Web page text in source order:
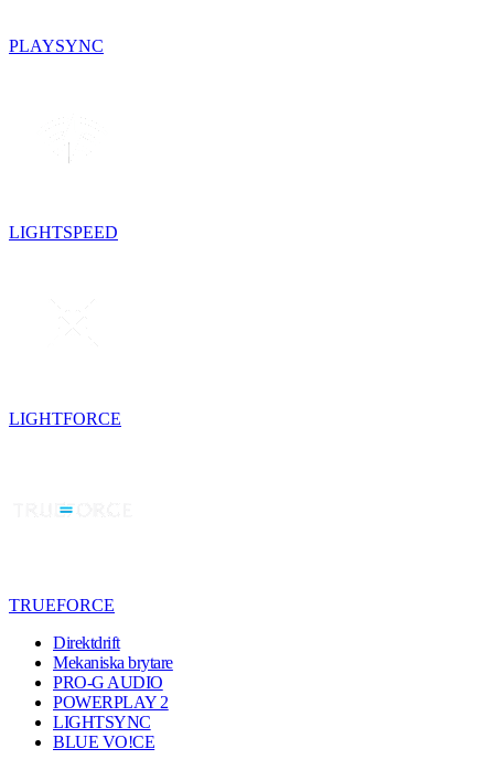
PLAYSYNC
LIGHTSPEED
LIGHTFORCE
TRUEFORCE
Direktdrift
Mekaniska brytare
PRO-G AUDIO
POWERPLAY 2
LIGHTSYNC
BLUE VO!CE